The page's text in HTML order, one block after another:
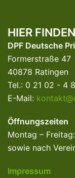
HIER
DPF Deutsche
Formerstraße 47
40878 Ratingen
Tel.: 0 21 02 - 4
E-Mail:
Öffnungszeiten
Montag –
sowie nach
Impressum